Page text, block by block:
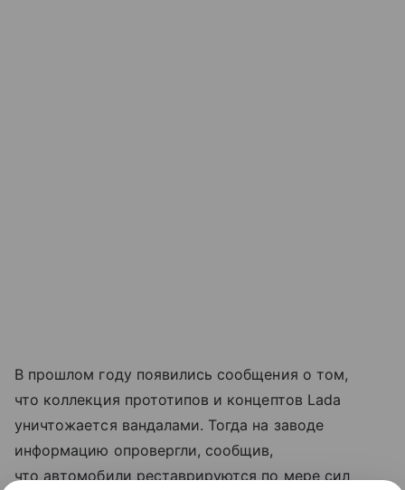
В прошлом году появились сообщения о том,
что коллекция прототипов и концептов Lada
уничтожается вандалами. Тогда на заводе
информацию опровергли, сообщив,
что автомобили реставрируются по мере сил